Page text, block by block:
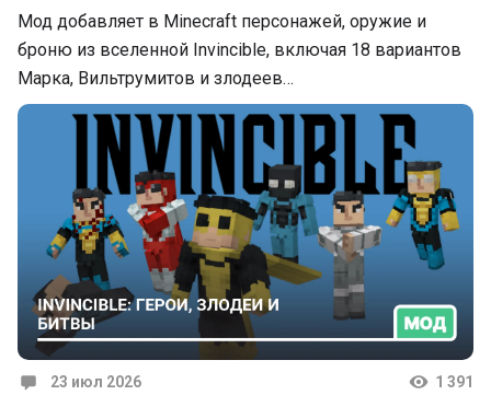
Мод добавляет в Minecraft персонажей, оружие и
броню из вселенной Invincible, включая 18 вариантов
Марка, Вильтрумитов и злодеев…
23 июл 2026 1 391